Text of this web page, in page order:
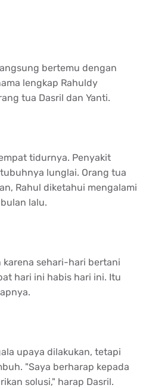
bertemu dengan
lengkap Rahuldy
tua Dasril dan Yanti.
tidurnya. Penyakit
lunglai. Orang tua
Rahul diketahui mengalami
lalu.
karena sehari-hari bertani
hari ini habis hari ini. Itu
upaya dilakukan, tetapi
"Saya berharap kepada
solusi," harap Dasril.